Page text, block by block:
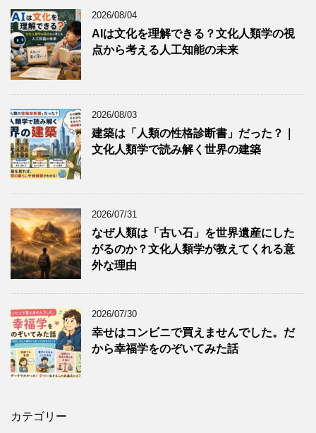
2026/08/04
AIは文化を理解できる？文化人類学の視
点から考える人工知能の未来
2026/08/03
建築は「人類の性格診断書」だった？｜
文化人類学で読み解く世界の建築
2026/07/31
なぜ人類は「古い石」を世界遺産にした
がるのか？文化人類学が教えてくれる意
外な理由
2026/07/30
幸せはコンビニで買えませんでした。だ
から幸福学をのぞいてみた話
カテゴリー